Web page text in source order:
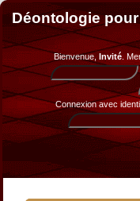
Déontologie
Bienvenue, Invité.
Connexion avec